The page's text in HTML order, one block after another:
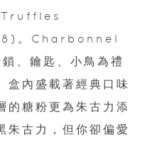
。Charbonnel
、鑰匙、小鳥為禮
盒內盛載著經典口味
的糖粉更為朱古力添
朱古力，但你卻偏愛